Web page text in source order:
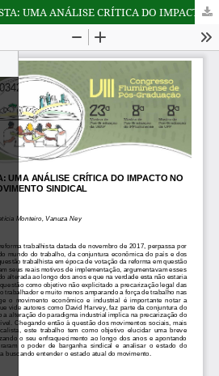
REFORMA TRABALHISTA: UMA ANÁLISE CRÍTICA DO IMPACTO NO MOVIMENTO SINDICAL